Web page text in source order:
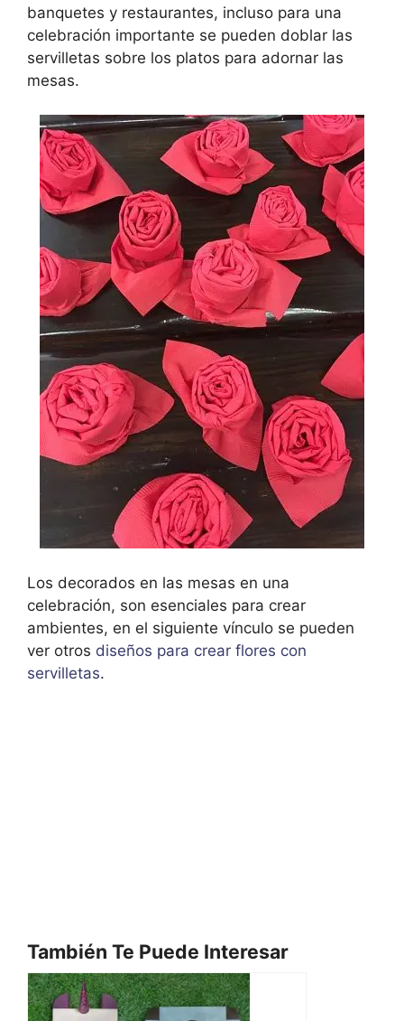
banquetes y restaurantes, incluso para una
celebración importante se pueden doblar las
servilletas sobre los platos para adornar las
mesas.
Los decorados en las mesas en una
celebración, son esenciales para crear
ambientes, en el siguiente vínculo se pueden
ver otros diseños para crear flores con
servilletas.
También Te Puede Interesar